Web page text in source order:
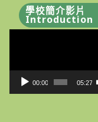
學校簡介影片
Introduction
器
00:00 05:27